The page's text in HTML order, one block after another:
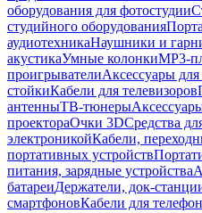
оборудования для фотостудии
студийного оборудования
аудиотехникаНаушники и
акустикаУмные колонкиMP3-
проигрывателиАксессуары для
стойкиКабели для телевизоров
антенныТВ-тюнеры
проектораОчки 3DСредства
электроникойКабели,
портативных устройств
питания, зарядные устройства
батареиДержатели, док-
смартфоновКабели для